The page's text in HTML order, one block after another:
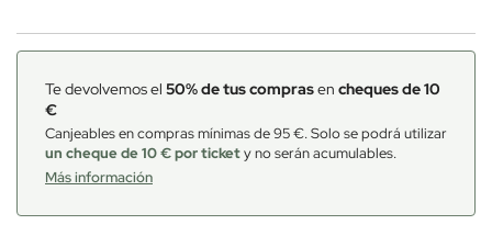
Te devolvemos el 50% de tus comprasen cheques de 10
€
Canjeables en compras mínimas de 95 €. Solo se podrá utilizar
un cheque de 10 € por tickety no serán acumulables.
Más información